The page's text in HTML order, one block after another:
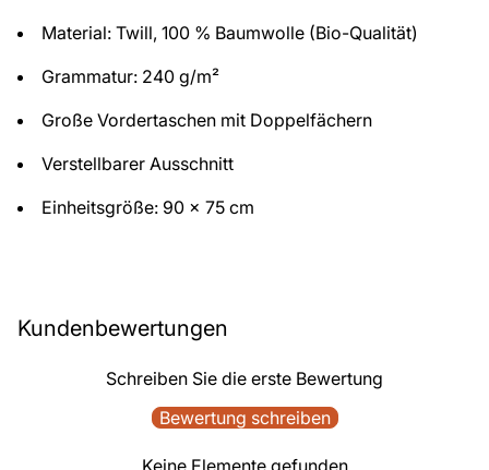
Material: Twill, 100 % Baumwolle (Bio-Qualität)
Grammatur: 240 g/m²
Große Vordertaschen mit Doppelfächern
Verstellbarer Ausschnitt
Einheitsgröße: 90 x 75 cm
Kundenbewertungen
Schreiben Sie die erste Bewertung
Bewertung schreiben
Keine Elemente gefunden